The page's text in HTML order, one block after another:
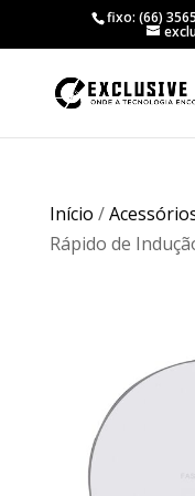
fixo: (66)
Início /
Rápido de